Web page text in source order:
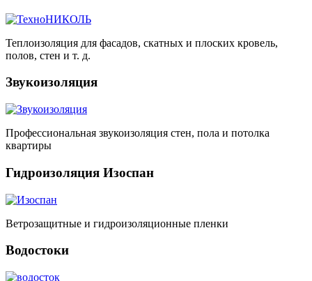
Теплоизоляция для фасадов, скатных и плоских кровель,
полов, стен и т. д.
Звукоизоляция
Профессиональная звукоизоляция стен, пола и потолка
квартиры
Гидроизоляция Изоспан
Ветрозащитные и гидроизоляционные пленки
Водостоки